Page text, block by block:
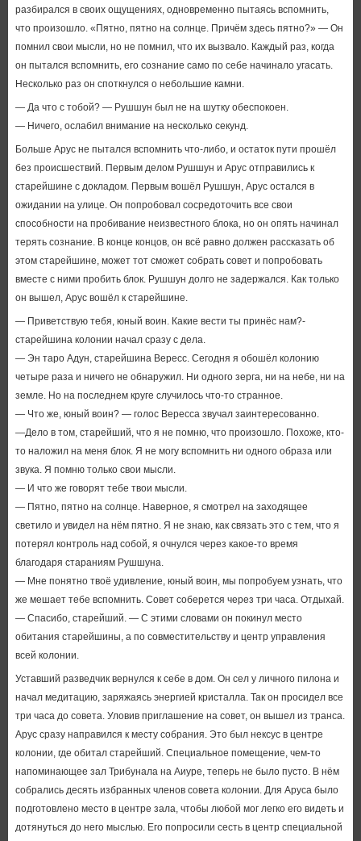
разбирался в своих ощущениях, одновременно пытаясь вспомнить,
что произошло. «Пятно, пятно на солнце. Причём здесь пятно?» — Он
помнил свои мысли, но не помнил, что их вызвало. Каждый раз, когда
он пытался вспомнить, его сознание само по себе начинало угасать.
Несколько раз он споткнулся о небольшие камни.
— Да что с тобой? — Рушшун был не на шутку обеспокоен.
— Ничего, ослабил внимание на несколько секунд.
Больше Арус не пытался вспомнить что-либо, и остаток пути прошёл
без происшествий. Первым делом Рушшун и Арус отправились к
старейшине с докладом. Первым вошёл Рушшун, Арус остался в
ожидании на улице. Он попробовал сосредоточить все свои
способности на пробивание неизвестного блока, но он опять начинал
терять сознание. В конце концов, он всё равно должен рассказать об
этом старейшине, может тот сможет собрать совет и попробовать
вместе с ними пробить блок. Рушшун долго не задержался. Как только
он вышел, Арус вошёл к старейшине.
— Приветствую тебя, юный воин. Какие вести ты принёс нам?-
старейшина колонии начал сразу с дела.
— Эн таро Адун, старейшина Вересс. Сегодня я обошёл колонию
четыре раза и ничего не обнаружил. Ни одного зерга, ни на небе, ни на
земле. Но на последнем круге случилось что-то странное.
— Что же, юный воин? — голос Вересса звучал заинтересованно.
—Дело в том, старейший, что я не помню, что произошло. Похоже, кто-
то наложил на меня блок. Я не могу вспомнить ни одного образа или
звука. Я помню только свои мысли.
— И что же говорят тебе твои мысли.
— Пятно, пятно на солнце. Наверное, я смотрел на заходящее
светило и увидел на нём пятно. Я не знаю, как связать это с тем, что я
потерял контроль над собой, я очнулся через какое-то время
благодаря стараниям Рушшуна.
— Мне понятно твоё удивление, юный воин, мы попробуем узнать, что
же мешает тебе вспомнить. Совет соберется через три часа. Отдыхай.
— Спасибо, старейший. — С этими словами он покинул место
обитания старейшины, а по совместительству и центр управления
всей колонии.
Уставший разведчик вернулся к себе в дом. Он сел у личного пилона и
начал медитацию, заряжаясь энергией кристалла. Так он просидел все
три часа до совета. Уловив приглашение на совет, он вышел из транса.
Арус сразу направился к месту собрания. Это был нексус в центре
колонии, где обитал старейший. Специальное помещение, чем-то
напоминающее зал Трибунала на Аиуре, теперь не было пусто. В нём
собрались десять избранных членов совета колонии. Для Аруса было
подготовлено место в центре зала, чтобы любой мог легко его видеть и
дотянуться до него мыслью. Его попросили сесть в центр специальной